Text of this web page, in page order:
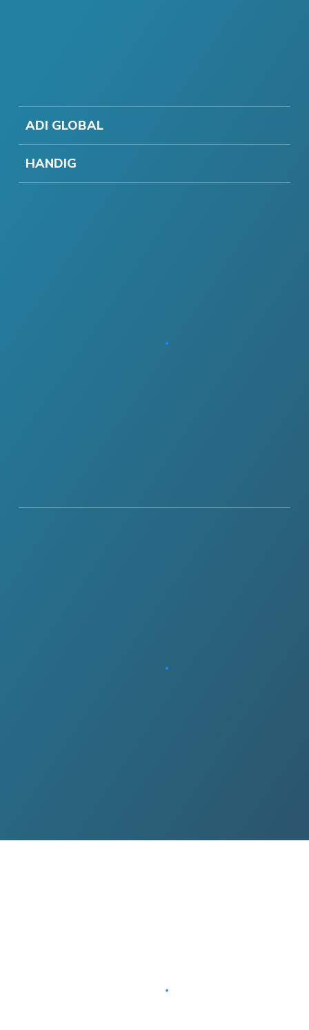
ADI GLOBAL
HANDIG